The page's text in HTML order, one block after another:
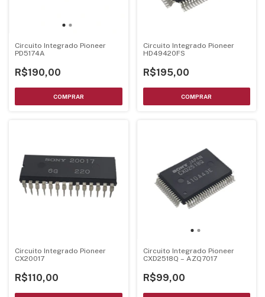
Circuito Integrado Pioneer
PD5174A
R$190,00
Circuito Integrado Pioneer
HD49420FS
R$195,00
Circuito Integrado Pioneer
CX20017
R$110,00
Circuito Integrado Pioneer
CXD2518Q – AZQ7017
R$99,00